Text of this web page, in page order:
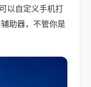
以自定义手机打
助器，不管你是